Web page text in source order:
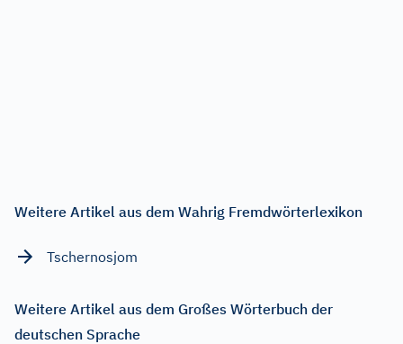
Weitere Artikel aus dem Wahrig Fremdwörterlexikon
Tschernosjom
Weitere Artikel aus dem Großes Wörterbuch der
deutschen Sprache